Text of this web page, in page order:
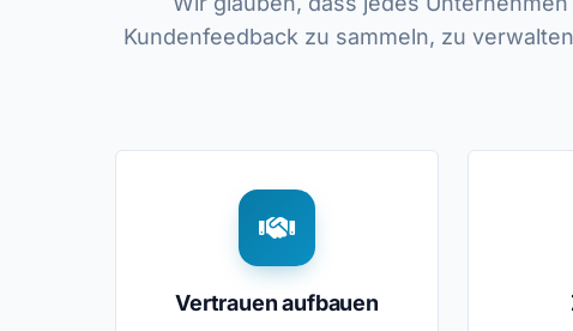
Kundenfeedback zu sammeln, zu
Vertrauen aufbauen